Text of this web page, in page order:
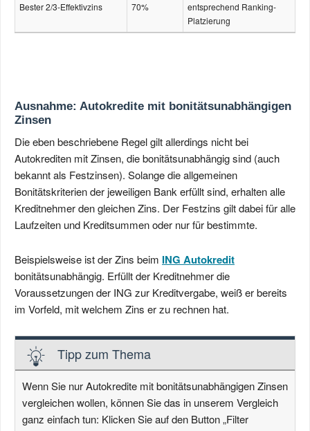
Bester 2/3-Effektivzins 70%
entsprechend Ranking-
Platzierung
Ausnahme: Autokredite mit bonitäts­unabhängigen
Zinsen
Die eben beschriebene Regel gilt allerdings nicht bei
Autokrediten mit Zinsen, die bonitätsunabhängig sind (auch
bekannt als Festzinsen). Solange die allgemeinen
Bonitätskriterien der jeweiligen Bank erfüllt sind, erhalten alle
Kreditnehmer den gleichen Zins. Der Festzins gilt dabei für alle
Laufzeiten und Kreditsummen oder nur für bestimmte.
Beispielsweise ist der Zins beim ING Autokredit
bonitätsunabhängig. Erfüllt der Kreditnehmer die
Voraussetzungen der ING zur Kreditvergabe, weiß er bereits
im Vorfeld, mit welchem Zins er zu rechnen hat.
Tipp zum Thema
Wenn Sie nur Autokredite mit bonitätsunabhängigen Zinsen
vergleichen wollen, können Sie das in unserem Vergleich
ganz einfach tun: Klicken Sie auf den Button „Filter